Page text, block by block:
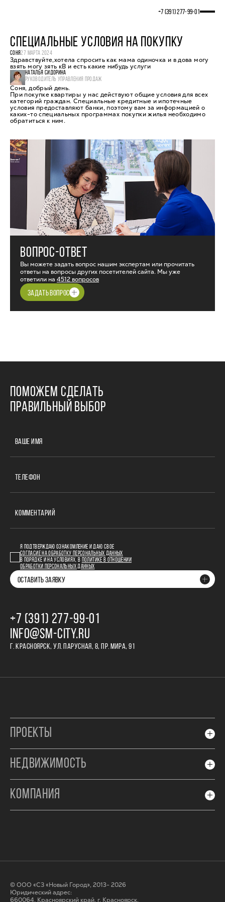
+7 (391) 277‒99‒01
СПЕЦИАЛЬНЫЕ УСЛОВИЯ НА ПОКУПКУ
СОНЯ27 МАРТА 2024
Здравствуйте,хотела спросить как мама одиночка и в дова могу
взять могу зять кВ и есть какие нибудь услуги
НАТАЛЬЯ СИДОРИНА
РУКОВОДИТЕЛЬ УПРАВЛЕНИЯ ПРОДАЖ
Соня, добрый день.
При покупке квартиры у нас действуют общие условия для всех
категорий граждан. Специальные кредитные и ипотечные
условия предоставляют банки, поэтому вам за информацией о
каких-то специальных программах покупки жилья необходимо
обратиться к ним.
ВОПРОС-ОТВЕТ
Вы можете задать вопрос нашим экспертам или прочитать
ответы на вопросы других посетителей сайта. Мы уже
ответили на 4512 вопросов
ЗАДАТЬ ВОПРОС
ПОМОЖЕМ СДЕЛАТЬ
ПРАВИЛЬНЫЙ ВЫБОР
ВАШЕ ИМЯ
ТЕЛЕФОН
КОММЕНТАРИЙ
Я ПОДТВЕРЖДАЮ ОЗНАКОМЛЕНИЕ И ДАЮ СВОЕ
СОГЛАСИЕ НА ОБРАБОТКУ ПЕРСОНАЛЬНЫХ ДАННЫХ
В ПОРЯДКЕ И НА УСЛОВИЯХ, В
ПОЛИТИКЕ В ОТНОШЕНИИ
ОБРАБОТКИ ПЕРСОНАЛЬНЫХ ДАННЫХ
ОСТАВИТЬ ЗАЯВКУ
+7 (391) 277‒99‒01
INFO@SM-CITY.RU
Г. КРАСНОЯРСК, УЛ. ПАРУСНАЯ, 8, ПР. МИРА, 91
ПРОЕКТЫ
НЕДВИЖИМОСТЬ
КОМПАНИЯ
© ООО «СЗ «Новый Город», 2013- 2026
Юридический адрес:
660064, Красноярский край, г. Красноярск,